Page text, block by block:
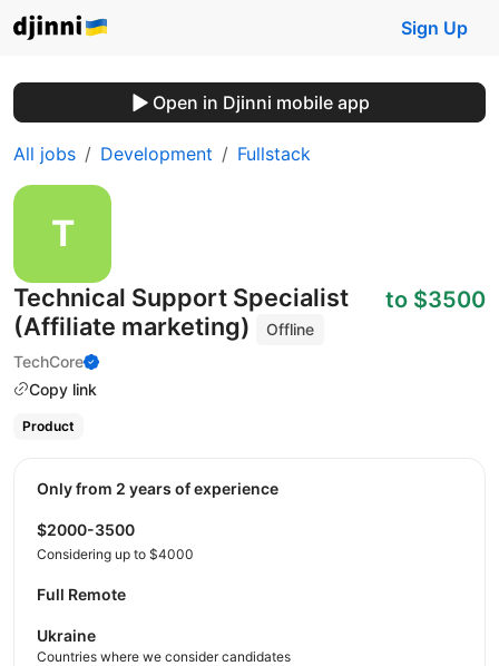
Sign Up
Open in Djinni mobile app
All jobs Development Fullstack
Technical Support Specialist
(Affiliate marketing)
Offline
TechCore
Copy link
to $3500
Product
Only from 2 years of experience
$2000-3500
Considering up to $4000
Full Remote
Ukraine
Countries where we consider candidates